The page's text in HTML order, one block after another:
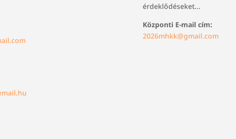
érdeklődéseket...
Központi E-mail cím:
2026mhkk@gmail.com